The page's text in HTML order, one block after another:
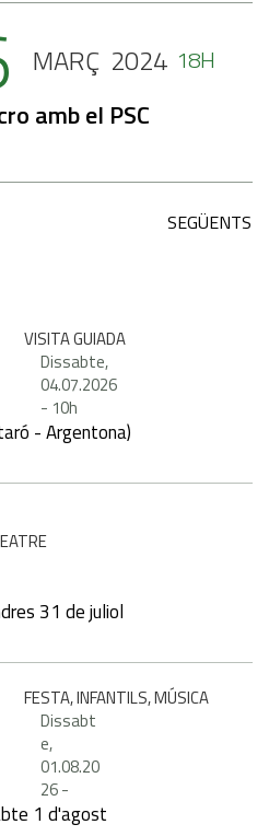
MARÇ 2024 18H
amb el PSC
SEGÜENTS
VISITA GUIADA
Dissabte,
04.07.2026
- 10h
- Argentona)
31 de juliol
FESTA, INFANTILS, MÚSICA
Dissabt
e,
01.08.20
26-
1 d'agost